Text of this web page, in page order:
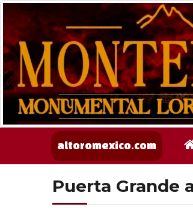
altoromexico.com
Puerta Grande